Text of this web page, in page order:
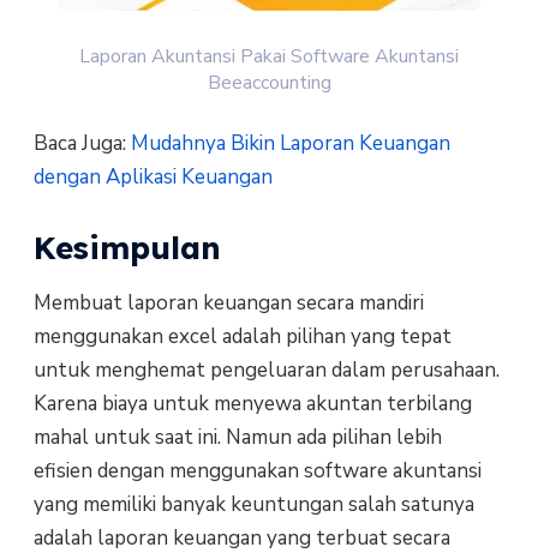
Laporan Akuntansi Pakai Software Akuntansi
Beeaccounting
Baca Juga: Mudahnya Bikin Laporan Keuangan
dengan Aplikasi Keuangan
Kesimpulan
Membuat laporan keuangan secara mandiri
menggunakan excel adalah pilihan yang tepat
untuk menghemat pengeluaran dalam perusahaan.
Karena biaya untuk menyewa akuntan terbilang
mahal untuk saat ini. Namun ada pilihan lebih
efisien dengan menggunakan software akuntansi
yang memiliki banyak keuntungan salah satunya
adalah laporan keuangan yang terbuat secara